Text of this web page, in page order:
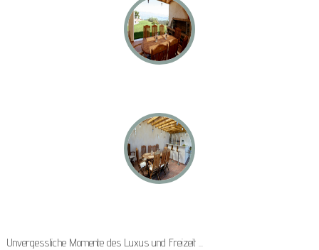
Unvergessliche Momente des Luxus und Freizeit ...